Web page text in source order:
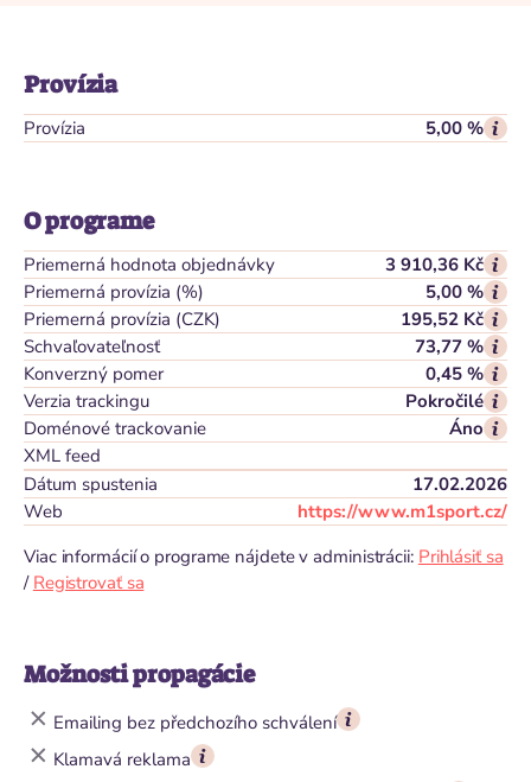
Provízia
Provízia 5,00 %
O programe
Priemerná hodnota objednávky
3 910,36 Kč
Priemerná provízia (%)
5,00 %
Priemerná provízia (CZK)
195,52 Kč
Schvaľovateľnosť
73,77 %
Konverzný pomer
0,45 %
Verzia trackingu
Pokročilé
Doménové trackovanie
Áno
XML feed
Dátum spustenia
17.02.2026
Web
https://www.m1sport.cz/
Viac informácií o programe nájdete v administrácii: Prihlásiť sa
/ Registrovať sa
Možnosti propagácie
Emailing bez předchozího schválení
Klamavá reklama